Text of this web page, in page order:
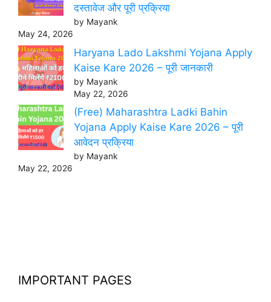
दस्तावेज और पूरी प्रक्रिया
by Mayank
May 24, 2026
Haryana Lado Lakshmi Yojana Apply
Kaise Kare 2026 – पूरी जानकारी
by Mayank
May 22, 2026
(Free) Maharashtra Ladki Bahin
Yojana Apply Kaise Kare 2026 – पूरी
आवेदन प्रक्रिया
by Mayank
May 22, 2026
IMPORTANT PAGES